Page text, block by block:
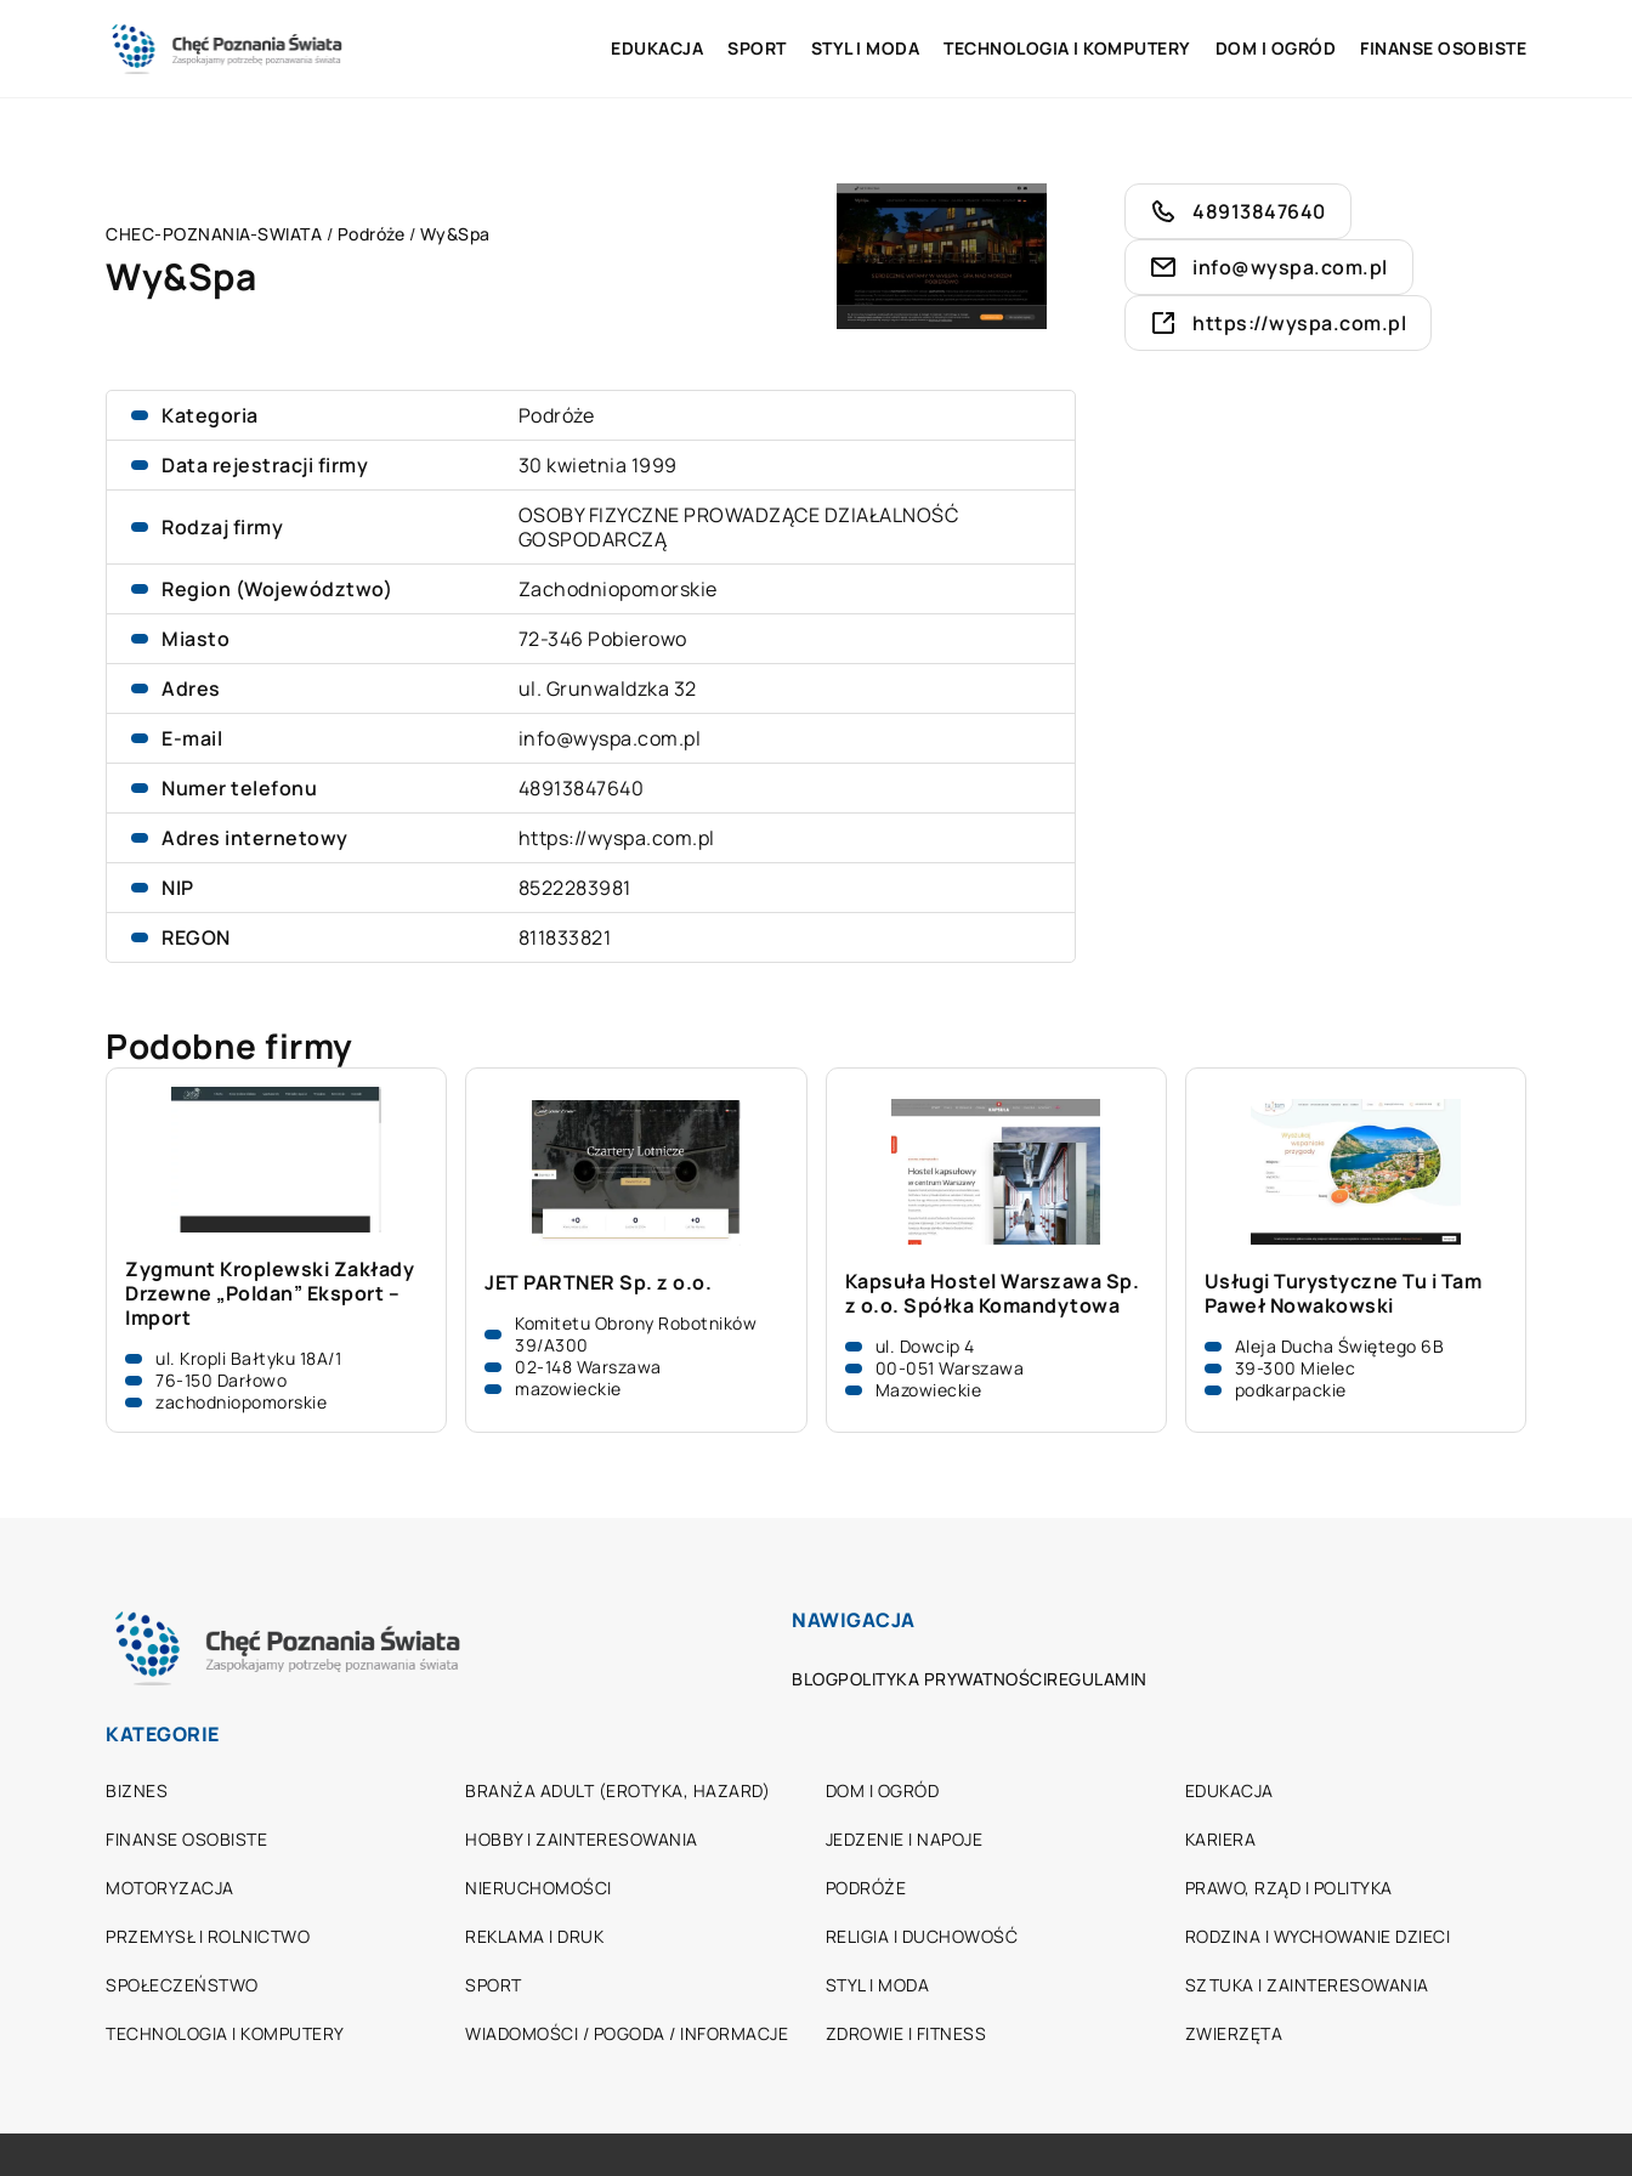
EDUKACJA SPORT STYL I MODA TECHNOLOGIA I KOMPUTERY DOM I OGRÓD FINANSE OSOBISTE
CHEC-POZNANIA-SWIATA / Podróże / Wy&Spa
Wy&Spa
Kategoria
Podróże
Data rejestracji firmy
30 kwietnia 1999
Rodzaj firmy
OSOBY FIZYCZNE PROWADZĄCE DZIAŁALNOŚĆ
GOSPODARCZĄ
Region (Województwo)
Zachodniopomorskie
Miasto
72-346 Pobierowo
Adres
ul. Grunwaldzka 32
E-mail
info@wyspa.com.pl
Numer telefonu
48913847640
Adres internetowy
https://wyspa.com.pl
NIP
8522283981
REGON
811833821
48913847640
info@wyspa.com.pl
https://wyspa.com.pl
Podobne firmy
Zygmunt Kroplewski Zakłady
Drzewne „Poldan” Eksport –
Import
ul. Kropli Bałtyku 18A/1
76-150 Darłowo
zachodniopomorskie
JET PARTNER Sp. z o.o.
Komitetu Obrony Robotników
39/A300
02-148 Warszawa
mazowieckie
Kapsuła Hostel Warszawa Sp.
z o.o. Spółka Komandytowa
ul. Dowcip 4
00-051 Warszawa
Mazowieckie
Usługi Turystyczne Tu i Tam
Paweł Nowakowski
Aleja Ducha Świętego 6B
39-300 Mielec
podkarpackie
NAWIGACJA
BLOGPOLITYKA PRYWATNOŚCIREGULAMIN
KATEGORIE
BIZNES BRANŻA ADULT (EROTYKA, HAZARD) DOM I OGRÓD EDUKACJA
FINANSE OSOBISTE HOBBY I ZAINTERESOWANIA JEDZENIE I NAPOJE KARIERA
MOTORYZACJA NIERUCHOMOŚCI PODRÓŻE PRAWO, RZĄD I POLITYKA
PRZEMYSŁ I ROLNICTWO REKLAMA I DRUK RELIGIA I DUCHOWOŚĆ RODZINA I WYCHOWANIE DZIECI
SPOŁECZEŃSTWO SPORT STYL I MODA SZTUKA I ZAINTERESOWANIA
TECHNOLOGIA I KOMPUTERY WIADOMOŚCI / POGODA / INFORMACJE ZDROWIE I FITNESS ZWIERZĘTA